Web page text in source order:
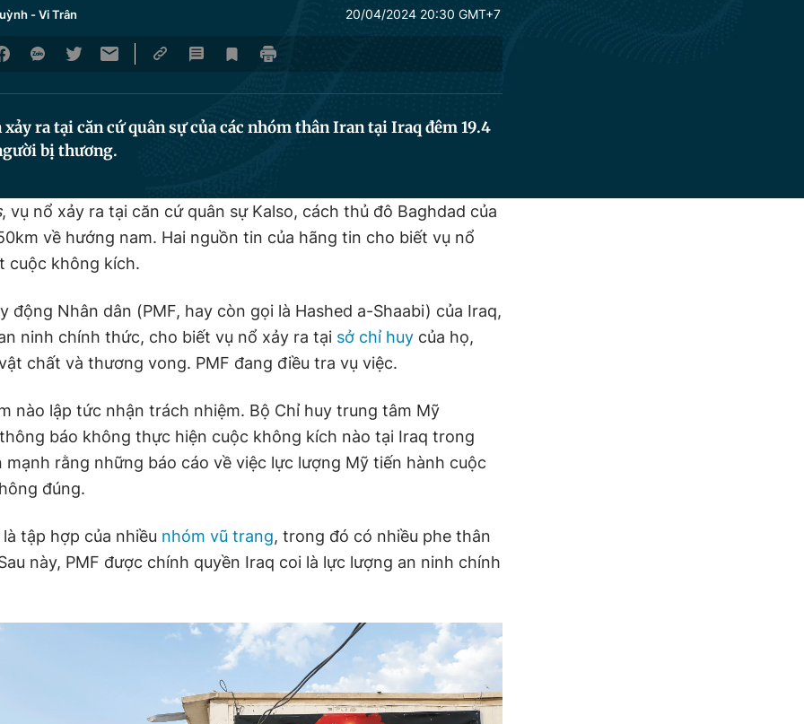
-Vi Trân 20/04/2024 20:30 GMT+7
ra tại căn cứ quân sự của các nhóm thân Iran tại Iraq đêm 19.4
bị thương.
, vụ nổ xảy ra tại căn cứ quân sự Kalso, cách thủ đô Baghdad của
về hướng nam. Hai nguồn tin của hãng tin cho biết vụ nổ
cuộc không kích.
động Nhân dân (PMF, hay còn gọi là Hashed a-Shaabi) của Iraq,
ninh chính thức, cho biết vụ nổ xảy ra tại sở chỉ huy của họ,
chất và thương vong. PMF đang điều tra vụ việc.
nào lập tức nhận trách nhiệm. Bộ Chỉ huy trung tâm Mỹ
báo không thực hiện cuộc không kích nào tại Iraq trong
mạnh rằng những báo cáo về việc lực lượng Mỹ tiến hành cuộc
đúng.
tập hợp của nhiều nhóm vũ trang, trong đó có nhiều phe thân
này, PMF được chính quyền Iraq coi là lực lượng an ninh chính